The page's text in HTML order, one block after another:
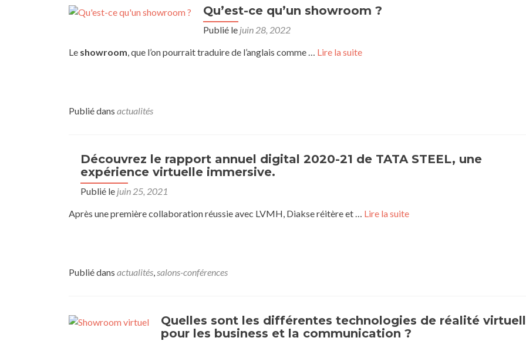
Qu’est-ce qu’un showroom ?
Publié le juin 28, 2022
Le showroom, que l’on pourrait traduire de l’anglais comme … Lire la suite
Publié dans actualités
Découvrez le rapport annuel digital 2020-21 de TATA STEEL, une
expérience virtuelle immersive.
Publié le juin 25, 2021
Après une première collaboration réussie avec LVMH, Diakse réitère et … Lire la suite
Publié dans actualités,salons-conférences
Quelles sont les différentes technologies de réalité
pour les business et la communication ?